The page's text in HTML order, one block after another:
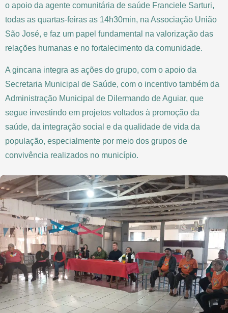
o apoio da agente comunitária de saúde Franciele Sarturi,
todas as quartas-feiras as 14h30min, na Associação União
São José, e faz um papel fundamental na valorização das
relações humanas e no fortalecimento da comunidade.
A gincana integra as ações do grupo, com o apoio da
Secretaria Municipal de Saúde, com o incentivo também da
Administração Municipal de Dilermando de Aguiar, que
segue investindo em projetos voltados à promoção da
saúde, da integração social e da qualidade de vida da
população, especialmente por meio dos grupos de
convivência realizados no município.